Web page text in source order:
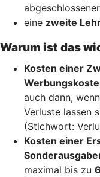
eine zweite
Warum ist das
Kosten einer
auch dann,
Verluste lassen
(Stichwort:
Kosten einer
maximal bis zu